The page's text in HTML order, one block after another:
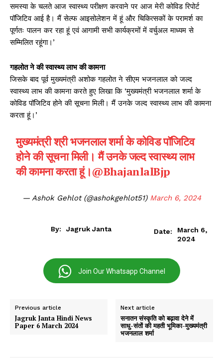
समस्या के चलते आज स्वास्थ्य परीक्षण करवाने पर आज मेरी कोविड रिपोर्ट
पॉजिटिव आई है। मैं सेल्फ आइसोलेशन में हूं और चिकित्सकों के परामर्श का
पूर्णतः पालन कर रहा हूं एवं आगामी सभी कार्यक्रमों में वर्चुअल माध्यम से
सम्मिलित रहूंगा।’
गहलोत ने की स्वास्थ्य लाभ की कामना
जिसके बाद पूर्व मुख्यमंत्री अशोक गहलोत ने सीएम भजनलाल को जल्द
स्वास्थ्य लाभ की कामना करते हुए लिखा कि ‘मुख्यमंत्री भजनलाल शर्मा के
कोविड पॉजिटिव होने की सूचना मिली। मैं उनके जल्द स्वास्थ्य लाभ की कामना
करता हूं।’
मुख्यमंत्री श्री भजनलाल शर्मा के कोविड पॉजिटिव
होने की सूचना मिली। मैं उनके जल्द स्वास्थ्य लाभ
की कामना करता हूं।@BhajanlalBjp
— Ashok Gehlot (@ashokgehlot51) March 6, 2024
By: Jagruk Janta Date:
March 6,
2024
Join Our Whatsapp Channel
Previous article
Jagruk Janta Hindi News
Paper 6 March 2024
Next article
सनातन संस्कृति को बढ़ावा देने में
साधु-संतों की महती भूमिका-मुख्यमंत्री
भजनलाल शर्मा